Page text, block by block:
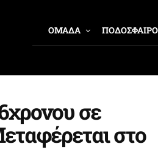
ΟΜΑΔΑ ΠΟΔΟΣΦΑΙΡΟ
σε
στο